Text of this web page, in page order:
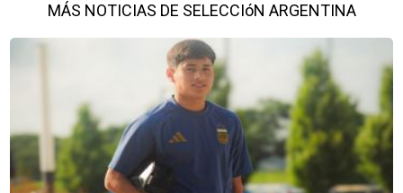
MÁS NOTICIAS DE SELECCIóN ARGENTINA